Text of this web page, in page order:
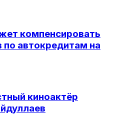
компенсировать
по автокредитам на
киноактёр